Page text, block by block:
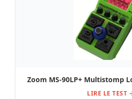
Zoom MS-90LP+ Multistomp
LIRE LE TEST